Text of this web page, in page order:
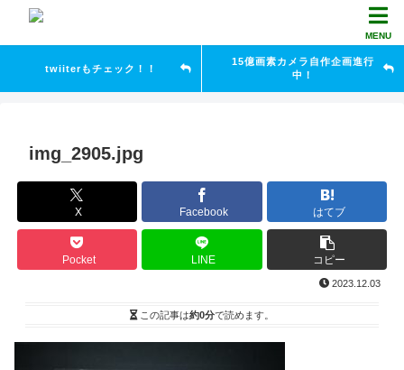
MENU
twiiterもチェック！！
15億画素カメラ自作企画進行
中！
img_2905.jpg
X Facebook はてブ
Pocket LINE コピー
2023.12.03
この記事は約0分で読めます。